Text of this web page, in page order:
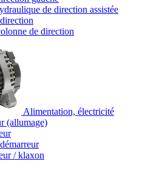
de direction assistée
de direction
Alimentation, électricité
(allumage)
/ klaxon